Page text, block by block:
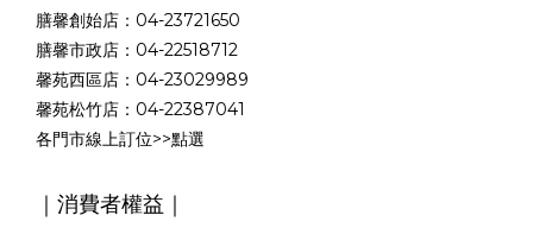
膳馨創始店：04-23721650
膳馨市政店：04-22518712
馨苑西區店：04-23029989
馨苑松竹店：04-22387041
各門市線上訂位>>點選
｜消費者權益｜